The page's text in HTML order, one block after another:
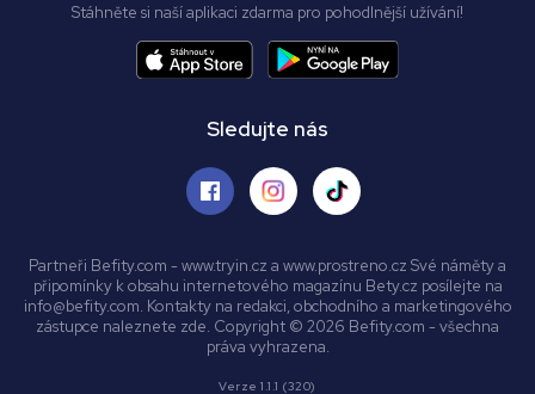
Stáhněte si naší aplikaci zdarma pro pohodlnější užívání!
Sledujte nás
Partneři Befity.com - www.tryin.cz a www.prostreno.cz Své náměty a
připomínky k obsahu internetového magazínu Bety.cz posílejte na
info@befity.com. Kontakty na redakci, obchodního a marketingového
zástupce naleznete zde. Copyright © 2026 Befity.com - všechna
práva vyhrazena.
Verze 1.1.1 (320)